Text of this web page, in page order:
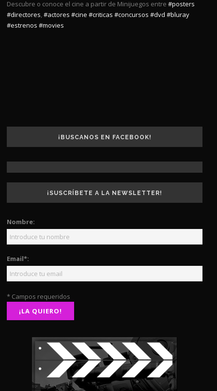
Descubre o conoce el cine a partir de Minijuegos entre #posters
#directores,#actores #cine #criticas #concursos #dvd #bluray
#estrenos #movies
¡BUSCANOS EN FACEBOOK!
¡SUSCRÍBETE A LA NEWSLETTER!
Nombre:
Email*:
* Campos requeridos